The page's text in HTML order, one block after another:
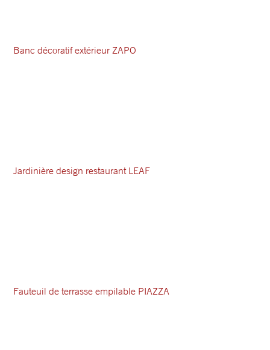
Banc décoratif extérieur ZAPO
Jardinière design restaurant LEAF
Fauteuil de terrasse empilable PIAZZA